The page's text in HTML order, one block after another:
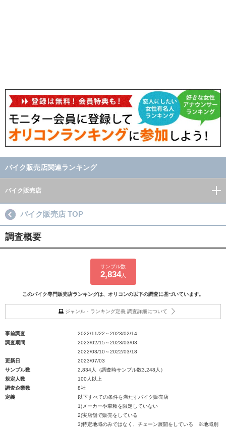
バイク販売店関連ランキング
バイク販売店
バイク販売店 TOP
調査概要
サンプル数
2,834人
このバイク専門販売店ランキングは、オリコンの以下の調査に基づいています。
ジャンル・ランキング定義 調査詳細について
事前調査
2022/11/22～2023/02/14
調査期間
2023/02/15～2023/03/03
2022/03/10～2022/03/18
更新日
2023/07/03
サンプル数
2,834人（調査時サンプル数3,248人）
規定人数
100人以上
調査企業数
8社
定義
以下すべての条件を満たすバイク販売店
1)メーカーや車種を限定していない
2)実店舗で販売をしている
3)特定地域のみではなく、チェーン展開をしている ※地域別